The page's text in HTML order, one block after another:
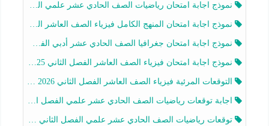
نموذج اجابة امتحان رياضيات الصف الحادي عشر علمي الفصل الثاني 2025-2026
نموذج اجابة امتحان المنهج الكامل فيزياء الصف العاشر الفصل الثاني 2025-2026
نموذج اجابة امتحان جغرافيا الصف الحادي عشر أدبي الفصل الثاني 2025-2026
نموذج اجابة امتحان فيزياء الصف العاشر الفصل الثاني 2025-2026
التوقعات المرئية فيزياء الصف العاشر الفصل الثاني 2026 أ هيثم الليثي
اجابة توقعات رياضيات الصف الحادي عشر علمي الفصل الثاني 2025-2026 أ عمرو فايز
توقعات رياضيات الصف الحادي عشر علمي الفصل الثاني 2025-2026 أ عمرو فايز